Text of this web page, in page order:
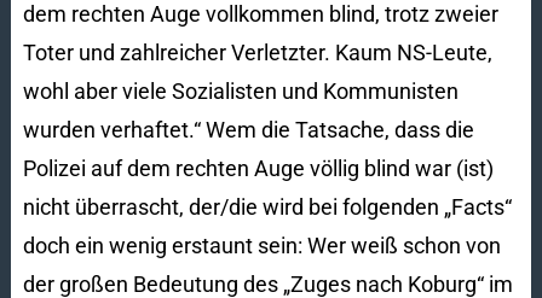
dem rechten Auge vollkommen blind, trotz zweier
Toter und zahlreicher Verletzter. Kaum NS-Leute,
wohl aber viele Sozialisten und Kommunisten
wurden verhaftet.“ Wem die Tatsache, dass die
Polizei auf dem rechten Auge völlig blind war (ist)
nicht überrascht, der/die wird bei folgenden „Facts“
doch ein wenig erstaunt sein: Wer weiß schon von
der großen Bedeutung des „Zuges nach Koburg“ im